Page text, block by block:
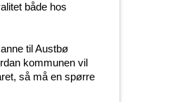
både hos
til Austbø
kommunen vil
så må en spørre